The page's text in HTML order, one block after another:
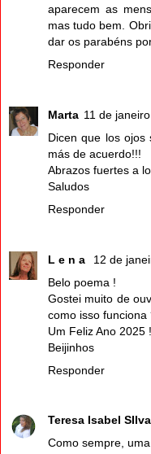
aparecem as
mas tudo bem.
dar os parabéns
Responder
Marta 11 de
Dicen que los
más de acuerdo!!!
Abrazos fuertes a
Saludos
Responder
L e n a
12 de
Belo poema !
Gostei muito de
como isso funciona
Um Feliz Ano 2025 !
Beijinhos
Responder
Teresa Isabel SIlva
Como sempre,